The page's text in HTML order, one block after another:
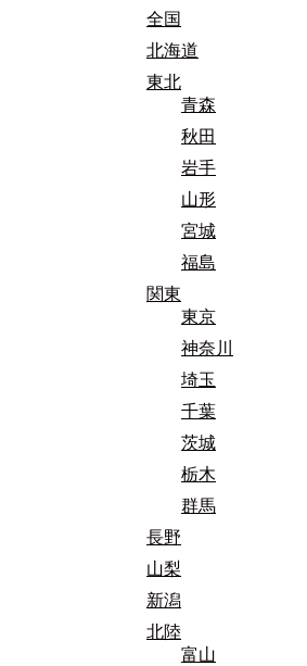
全国
北海道
東北
青森
秋田
岩手
山形
宮城
福島
関東
東京
神奈川
埼玉
千葉
茨城
栃木
群馬
長野
山梨
新潟
北陸
富山